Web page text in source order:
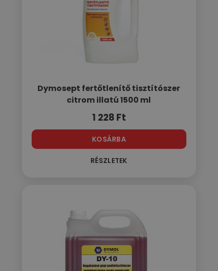
Dymosept fertőtlenítő tisztítószer
citrom illatú 1500 ml
1 228Ft
KOSÁRBA
RÉSZLETEK